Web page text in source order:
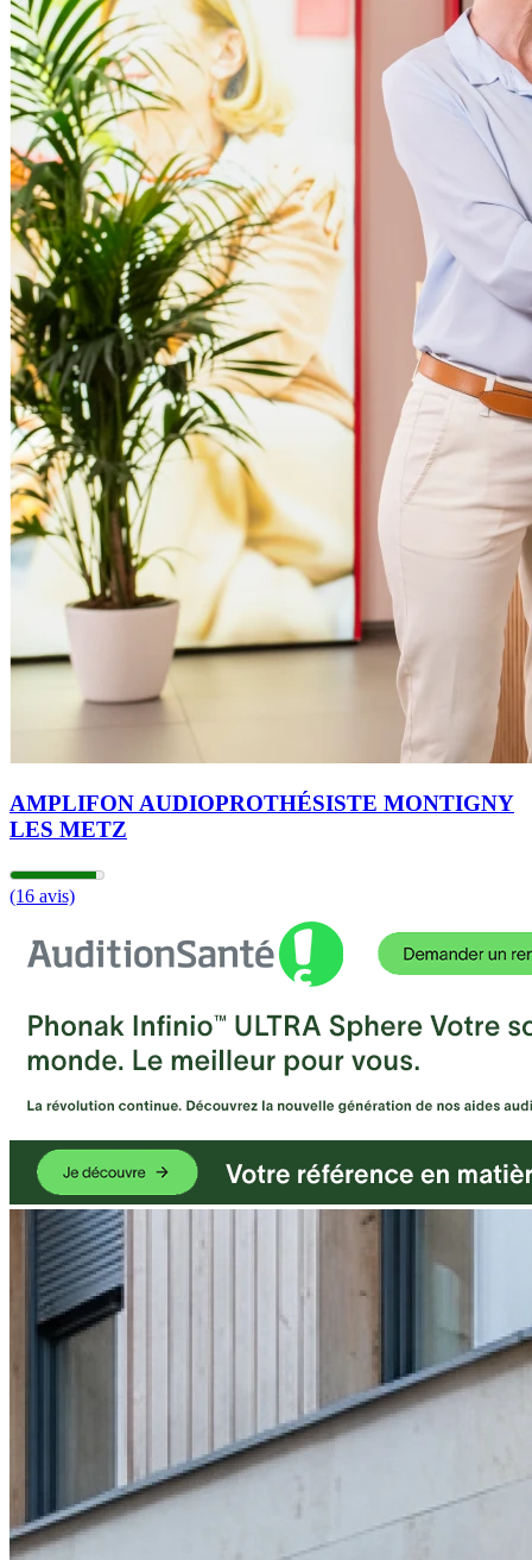
Fermé
Dimanche
Fermé
AMPLIFON AUDIOPROTHÉSISTE MONTIGNY
LES METZ
(16 avis)